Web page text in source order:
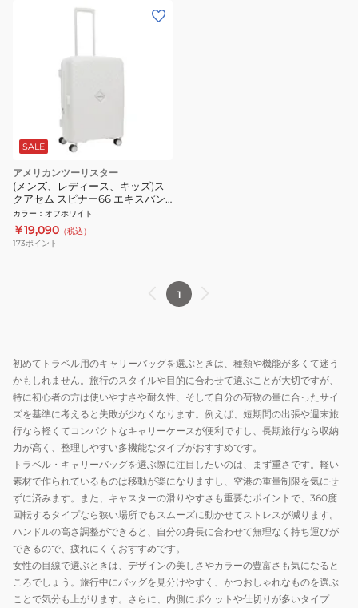
SALE
アメリカンツーリスター
(メンズ、レディース、キッズ)ス
クアセム スピナー66 エキスパン
ダブル スーツケース QJ2-35002
カラー ： オフホワイト
￥19,090 （税込）
173ポイント
1
初めてトラベル用のキャリーバッグを選ぶときは、種類や機能が多くて迷う
かもしれません。旅行のスタイルや目的に合わせて選ぶことが大切ですが、
特に初心者の方は使いやすさや耐久性、そして自分の荷物の量に合ったサイ
ズを基準に考えると失敗が少なくなります。例えば、短期間の出張や週末旅
行なら軽くてコンパクトなキャリーケースが便利ですし、長期旅行なら収納
力が高く、整理しやすい多機能なタイプがおすすめです。
トラベル・キャリーバッグを選ぶ際に注目したいのは、まず重さです。軽い
素材で作られているものは移動が楽になりますし、空港の重量制限を気にせ
ずに済みます。また、キャスターの滑りやすさも重要なポイントで、360度
回転するタイプなら狭い場所でもスムーズに動かせてストレスが減ります。
ハンドルの高さ調整ができると、自分の身長に合わせて無理なく持ち運びが
できるので、疲れにくくおすすめです。
女性の目線で選ぶときは、デザインの美しさやカラーの豊富さも気になると
ころでしょう。旅行中にバッグを見分けやすく、かつおしゃれなものを選ぶ
ことで気分も上がります。さらに、内側にポケットや仕切りが多いタイプ